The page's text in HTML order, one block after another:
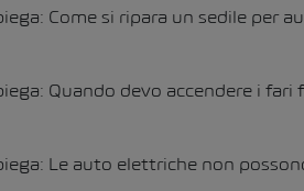
Come si ripara un sedile per
Quando devo accendere i fari
Le auto elettriche non